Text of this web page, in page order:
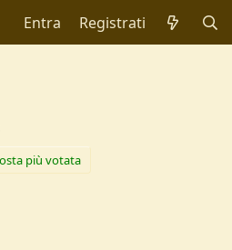
Entra Registrati
più votata